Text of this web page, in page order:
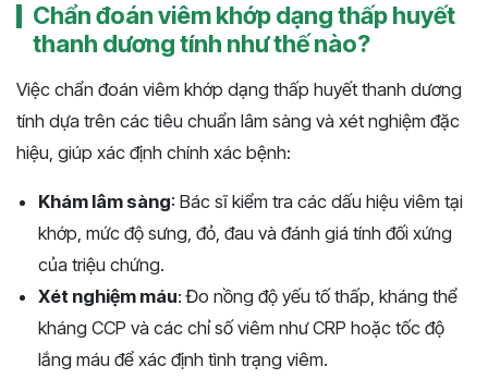
Chẩn đoán viêm khớp dạng thấp huyết
thanh dương tính như thế nào?
Việc chẩn đoán viêm khớp dạng thấp huyết thanh dương
tính dựa trên các tiêu chuẩn lâm sàng và xét nghiệm đặc
hiệu, giúp xác định chính xác bệnh:
Khám lâm sàng: Bác sĩ kiểm tra các dấu hiệu viêm tại
khớp, mức độ sưng, đỏ, đau và đánh giá tính đối xứng
của triệu chứng.
Xét nghiệm máu: Đo nồng độ yếu tố thấp, kháng thể
kháng CCP và các chỉ số viêm như CRP hoặc tốc độ
lắng máu để xác định tình trạng viêm.